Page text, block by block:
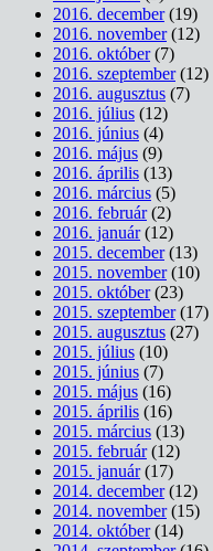
2016. december(19)
2016. november(12)
2016. október(7)
2016. szeptember(12)
2016. augusztus (7)
2016. július (12)
2016. június (4)
2016. május (9)
2016. április (13)
2016. március (5)
2016. február(2)
2016. január(12)
2015. december(13)
2015. november(10)
2015. október(23)
2015. szeptember(17)
2015. augusztus (27)
2015. július (10)
2015. június (7)
2015. május (16)
2015. április (16)
2015. március (13)
2015. február(12)
2015. január(17)
2014. december(12)
2014. november(15)
2014. október(14)